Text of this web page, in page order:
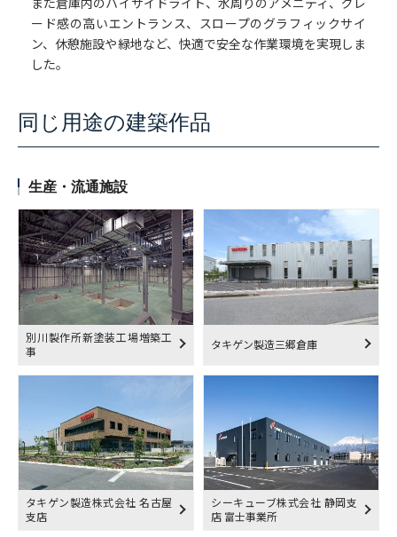
ード感の高いエントランス、スロープのグラフィックサイ
ン、休憩施設や緑地など、快適で安全な作業環境を実現しま
した。
同じ用途の建築作品
生産・流通施設
別川製作所新塗装工場増築工
事
タキゲン製造三郷倉庫
タキゲン製造株式会社 名古屋
支店
シーキューブ株式会社 静岡支
店 富士事業所